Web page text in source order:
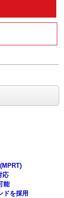
応
能
ドを採用